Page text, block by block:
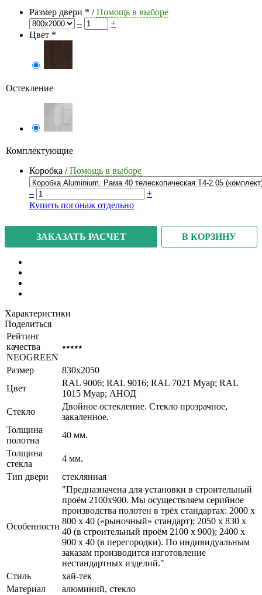
Размер двери * /Помощь в выборе
–
+
Цвет *
Остекление
Комплектующие
Коробка /Помощь в выборе
–
+
Купить погонаж отдельно
ЗАКАЗАТЬ РАСЧЕТ В КОРЗИНУ
Характеристики
Поделиться
Рейтинг
качества
NEOGREEN
⭑⭑⭑⭑⭑
Размер
830x2050
Цвет
RAL 9006; RAL 9016; RAL 7021 Муар; RAL
1015 Муар; АНОД
Стекло
Двойное остекление. Стекло прозрачное,
закаленное.
Толщина
полотна
40 мм.
Толщина
стекла
4 мм.
Тип двери
стеклянная
Особенности
"Предназначена для установки в строительный
проём 2100х900. Мы осуществляем серийное
производства полотен в трёх стандартах: 2000 х
800 х 40 («рыночный» стандарт); 2050 х 830 х
40 (в строительный проём 2100 х 900); 2400 х
900 х 40 (в перегородки). По индивидуальным
заказам производится изготовление
нестандартных изделий."
Стиль
хай-тек
Материал
алюминий, стекло